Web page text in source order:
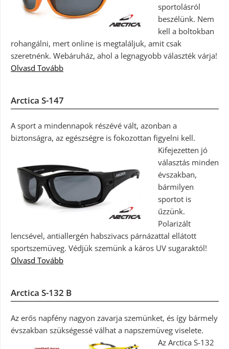
sportolásról
beszélünk. Nem
kell a boltokban
rohangálni, mert online is megtaláljuk, amit csak
szeretnénk. Webáruház, ahol a legnagyobb választék várja!
Olvasd Tovább
Arctica S-147
A sport a mindennapok részévé vált, azonban a
biztonságra, az egészségre is fokozottan figyelni kell.
Kifejezetten jó
választás minden
évszakban,
bármilyen
sportot is
űzzünk.
Polarizált
lencsével, antiallergén habszivacs párnázattal ellátott
sportszemüveg. Védjük szemünk a káros UV sugaraktól!
Olvasd Tovább
Arctica S-132 B
Az erős napfény nagyon zavarja szemünket, és így bármely
évszakban szükségessé válhat a napszemüveg viselete.
Az Arctica S-132